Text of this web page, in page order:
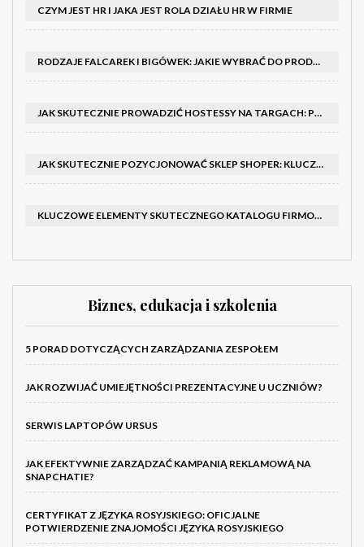
CZYM JEST HR I JAKA JEST ROLA DZIAŁU HR W FIRMIE
RODZAJE FALCAREK I BIGÓWEK: JAKIE WYBRAĆ DO PRODUKCJI?
JAK SKUTECZNIE PROWADZIĆ HOSTESSY NA TARGACH: PORADNIK I SZKOLENIA
JAK SKUTECZNIE POZYCJONOWAĆ SKLEP SHOPER: KLUCZOWE KROKI I STRATEGIE
KLUCZOWE ELEMENTY SKUTECZNEGO KATALOGU FIRMOWEGO I BROSZURY
Biznes, edukacja i szkolenia
5 PORAD DOTYCZĄCYCH ZARZĄDZANIA ZESPOŁEM
JAK ROZWIJAĆ UMIEJĘTNOŚCI PREZENTACYJNE U UCZNIÓW?
SERWIS LAPTOPÓW URSUS
JAK EFEKTYWNIE ZARZĄDZAĆ KAMPANIĄ REKLAMOWĄ NA
SNAPCHATIE?
CERTYFIKAT Z JĘZYKA ROSYJSKIEGO: OFICJALNE
POTWIERDZENIE ZNAJOMOŚCI JĘZYKA ROSYJSKIEGO